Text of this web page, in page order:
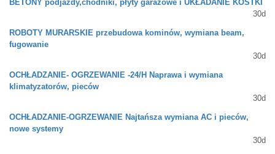
BETONY podjazdy,chodniki, płyty garażowe i UKŁADANIE KOSTKI
30d
ROBOTY MURARSKIE przebudowa kominów, wymiana beam,
fugowanie
30d
OCHŁADZANIE- OGRZEWANIE -24/H Naprawa i wymiana
klimatyzatorów, pieców
30d
OCHŁADZANIE-OGRZEWANIE Najtańsza wymiana AC i pieców,
nowe systemy
30d